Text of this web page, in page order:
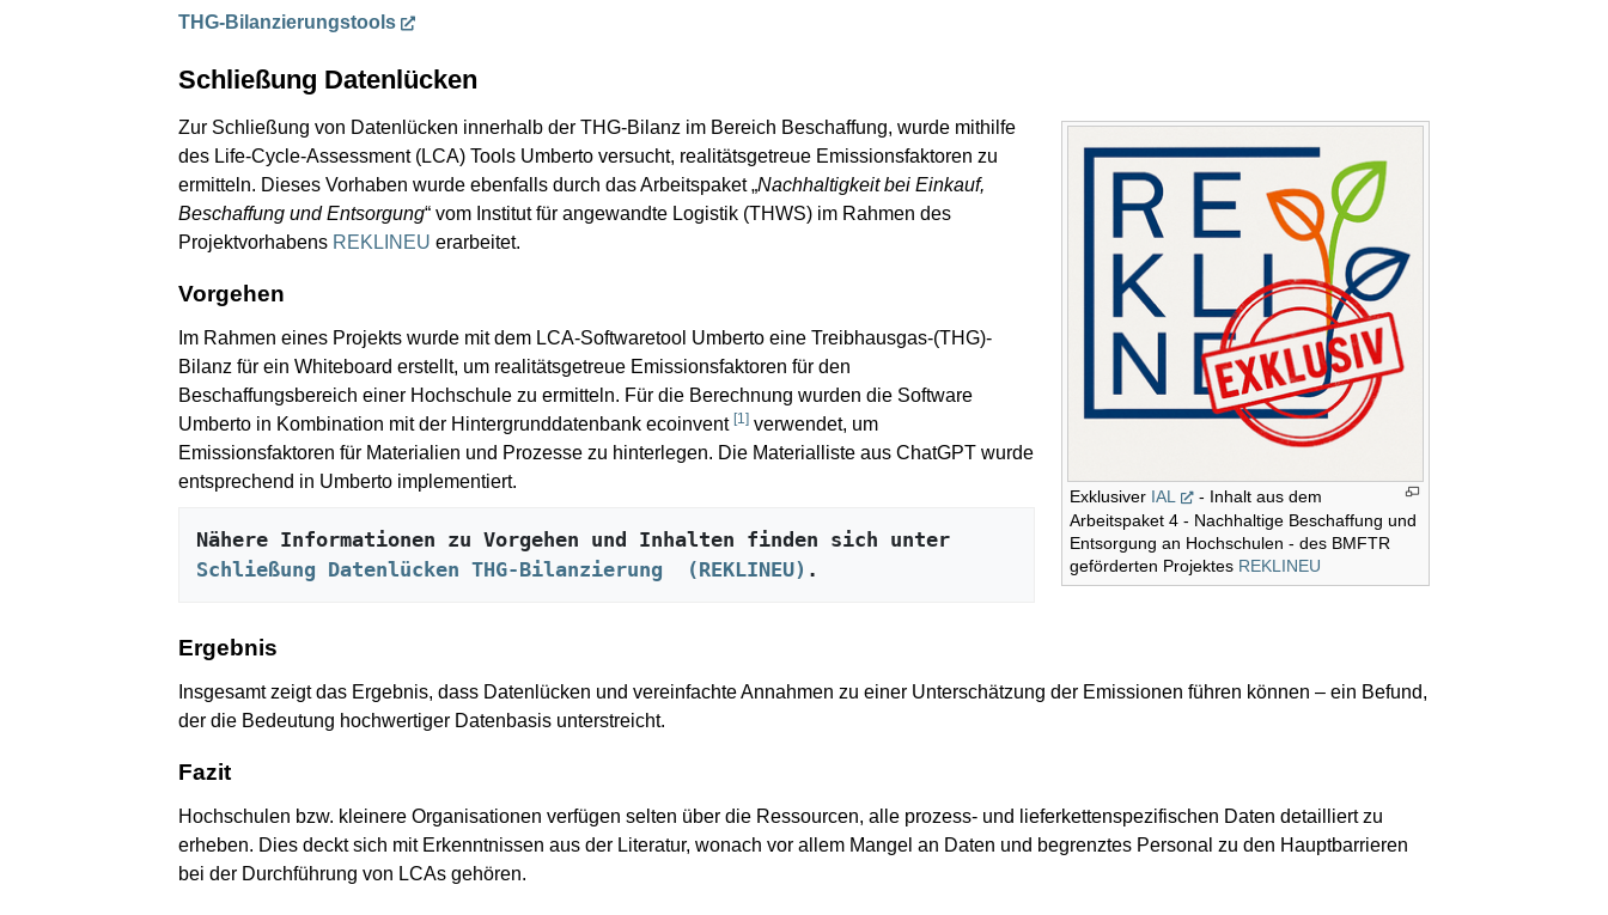
THG-Bilanzierungstools
Schließung Datenlücken
Exklusiver IAL
- Inhalt aus dem
Arbeitspaket 4 - Nachhaltige Beschaffung und
Entsorgung an Hochschulen - des BMFTR
geförderten Projektes REKLINEU
Zur Schließung von Datenlücken innerhalb der THG-Bilanz im Bereich Beschaffung, wurde mithilfe
des Life-Cycle-Assessment (LCA) Tools Umberto versucht, realitätsgetreue Emissionsfaktoren zu
ermitteln. Dieses Vorhaben wurde ebenfalls durch das Arbeitspaket „Nachhaltigkeit bei Einkauf,
Beschaffung und Entsorgung“ vom Institut für angewandte Logistik (THWS) im Rahmen des
Projektvorhabens REKLINEU erarbeitet.
Vorgehen
Im Rahmen eines Projekts wurde mit dem LCA-Softwaretool Umberto eine Treibhausgas-(THG)-
Bilanz für ein Whiteboard erstellt, um realitätsgetreue Emissionsfaktoren für den
Beschaffungsbereich einer Hochschule zu ermitteln. Für die Berechnung wurden die Software
Umberto in Kombination mit der Hintergrunddatenbank ecoinvent [1 ] verwendet, um
Emissionsfaktoren für Materialien und Prozesse zu hinterlegen. Die Materialliste aus ChatGPT wurde
entsprechend in Umberto implementiert.
Schließung Datenlücken THG-Bilanzierung  (REKLINEU) .
Ergebnis
Insgesamt zeigt das Ergebnis, dass Datenlücken und vereinfachte Annahmen zu einer Unterschätzung der Emissionen führen können – ein Befund,
der die Bedeutung hochwertiger Datenbasis unterstreicht.
Fazit
Hochschulen bzw. kleinere Organisationen verfügen selten über die Ressourcen, alle prozess- und lieferkettenspezifischen Daten detailliert zu
erheben. Dies deckt sich mit Erkenntnissen aus der Literatur, wonach vor allem Mangel an Daten und begrenztes Personal zu den Hauptbarrieren
bei der Durchführung von LCAs gehören.